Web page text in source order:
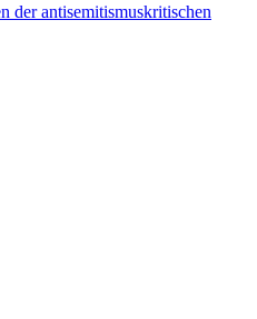
der antisemitismuskritischen